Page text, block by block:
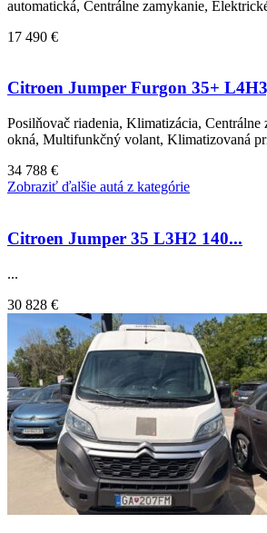
automatická, Centrálne zamykanie,
17 490 €
Citroen Jumper Furgon 35+
Posilňovač riadenia, Klimatizácia, Centrálne
okná, Multifunkčný volant, Klimatizovaná
34 788 €
Zobraziť ďalšie autá z kategórie
Citroen Jumper 35 L3H2 140...
...
30 828 €